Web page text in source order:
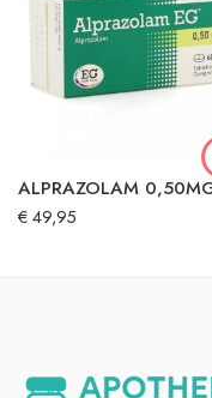
ALPRAZOLAM
€49,95